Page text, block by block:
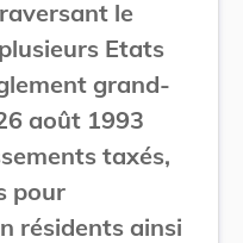
le
Etats
grand-
août 1993
taxés,
pour
résidents ainsi